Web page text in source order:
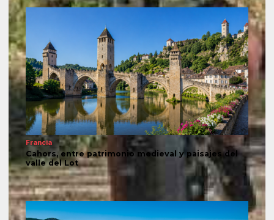
Francia
Cahors, entre patrimonio medieval y paisajes del
valle del Lot